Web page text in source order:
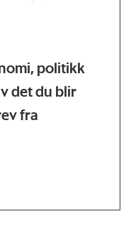
politikk
det du blir
fra